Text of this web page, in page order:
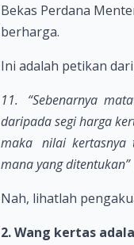
Bekas Perdana
berharga.
Ini adalah petikan
11. “Sebenarnya
daripada segi harga
maka nilai kertasnya
mana yang ditentukan”
Nah, lihatlah
2. Wang kertas